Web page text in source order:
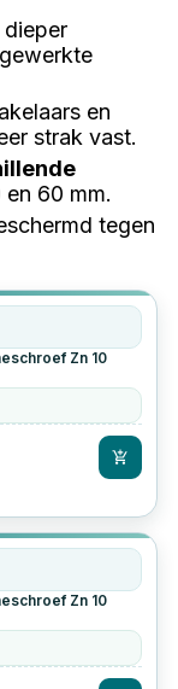
en
strak vast.
60 mm.
tegen
Zn 10
Zn 10